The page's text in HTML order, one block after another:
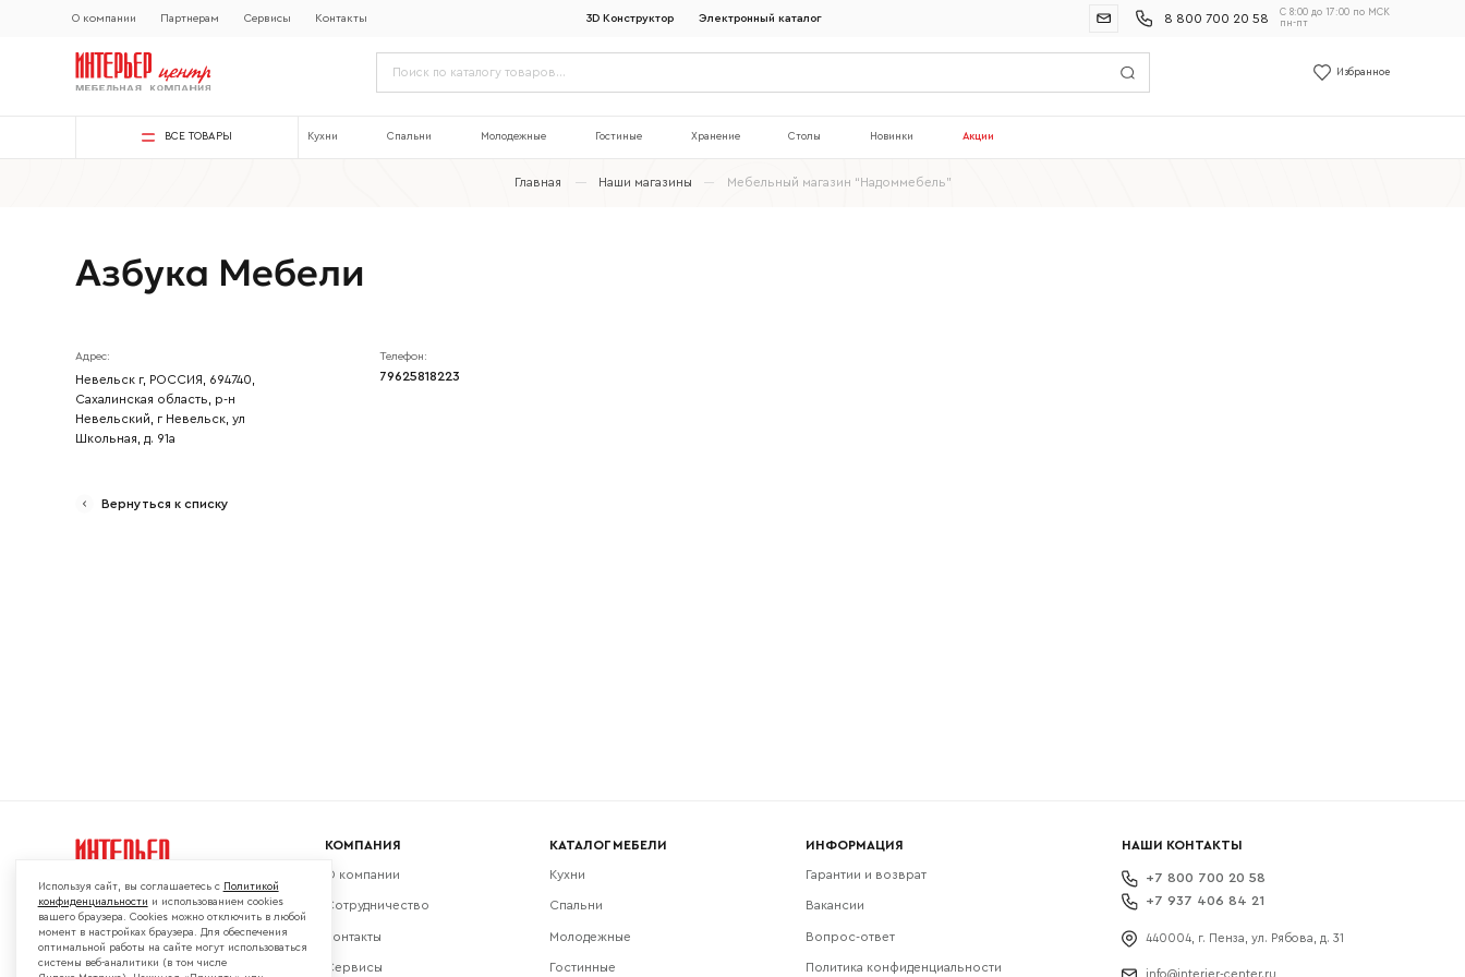
О компании Партнерам Сервисы Контакты 3D Конструктор Электронный каталог 8 800 700 20 58
С 8:00 до 17:00 по МСК
пн-пт
Избранное
ВСЕ ТОВАРЫ Кухни Спальни Молодежные Гостиные Хранение Столы Новинки Акции
Главная Наши магазины Мебельный магазин “Надоммебель”
Азбука Мебели
Адрес:
Невельск г, РОССИЯ, 694740,
Сахалинская область, р-н
Невельский, г Невельск, ул
Школьная, д. 91а
Телефон:
79625818223
Вернуться к списку
Мы в социальных сетях:
КОМПАНИЯ
О компании
Сотрудничество
Контакты
Сервисы
КАТАЛОГ МЕБЕЛИ
Кухни
Спальни
Молодежные
Гостинные
ИНФОРМАЦИЯ
Гарантии и возврат
Вакансии
Вопрос-ответ
Политика конфиденциальности
НАШИ КОНТАКТЫ
+7 800 700 20 58
+7 937 406 84 21
440004, г. Пенза, ул. Рябова, д. 31
info@interier-center.ru
Используя сайт, вы соглашаетесь с Политикой
конфиденциальности и использованием cookies
вашего браузера. Cookies можно отключить в любой
момент в настройках браузера. Для обеспечения
оптимальной работы на сайте могут использоваться
системы веб-аналитики (в том числе